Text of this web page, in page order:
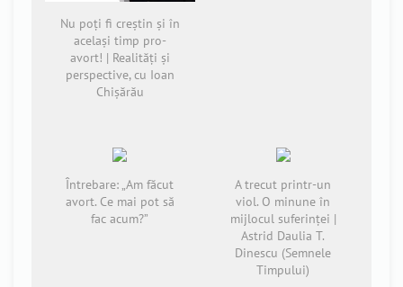
Nu poți fi creștin și în
același timp pro-
avort! | Realități și
perspective, cu Ioan
Chișărău
Întrebare: „Am făcut
avort. Ce mai pot să
fac acum?”
A trecut printr-un
viol. O minune în
mijlocul suferinţei |
Astrid Daulia T.
Dinescu (Semnele
Timpului)